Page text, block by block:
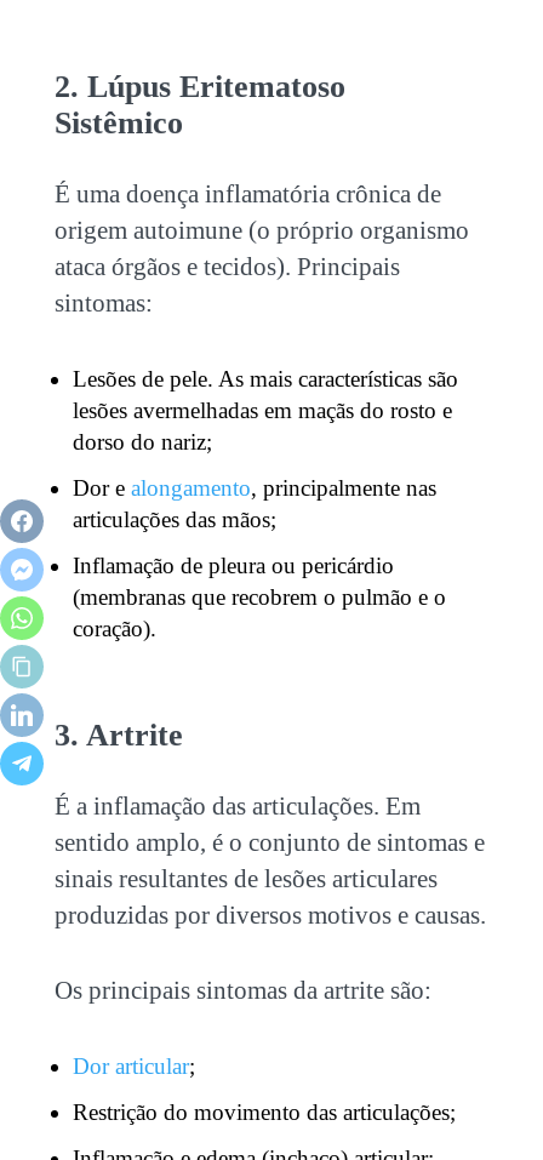
2. Lúpus Eritematoso
Sistêmico
É uma doença inflamatória crônica de
origem autoimune (o próprio organismo
ataca órgãos e tecidos). Principais
sintomas:
Lesões de pele. As mais características são
lesões avermelhadas em maçãs do rosto e
dorso do nariz;
Dor e alongamento, principalmente nas
articulações das mãos;
Inflamação de pleura ou pericárdio
(membranas que recobrem o pulmão e o
coração).
3. Artrite
É a inflamação das articulações. Em
sentido amplo, é o conjunto de sintomas e
sinais resultantes de lesões articulares
produzidas por diversos motivos e causas.
Os principais sintomas da artrite são:
Dor articular;
Restrição do movimento das articulações;